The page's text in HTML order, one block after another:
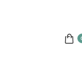
κάρτα!